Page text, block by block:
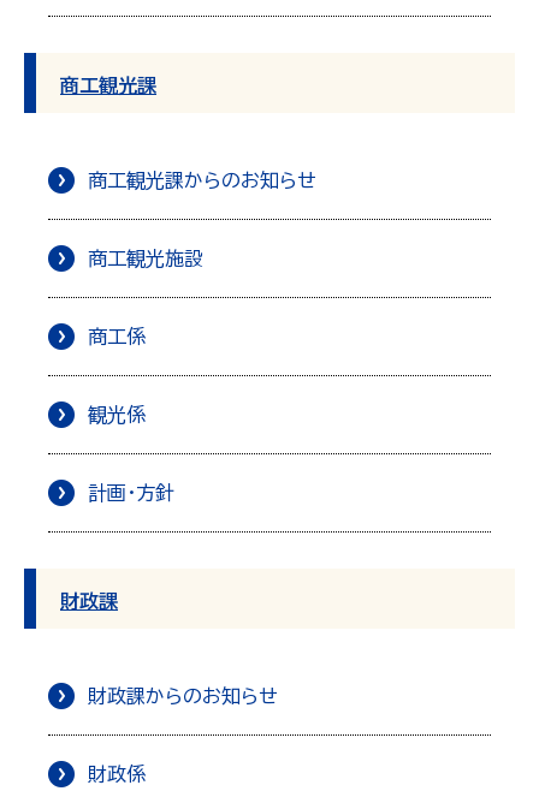
商工観光課
商工観光課からのお知らせ
商工観光施設
商工係
観光係
計画・方針
財政課
財政課からのお知らせ
財政係